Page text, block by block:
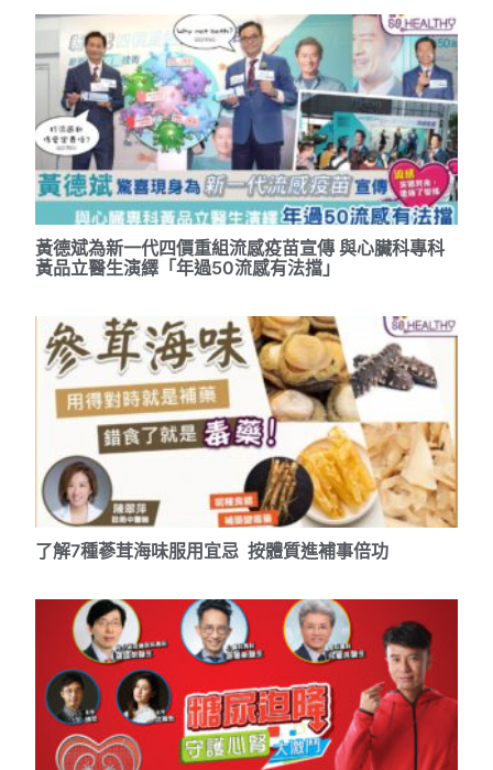
黃德斌為新一代四價重組流感疫苗宣傳 與心臟科專科
黃品立醫生演繹「年過50流感有法擋」
了解7種蔘茸海味服用宜忌 按體質進補事倍功